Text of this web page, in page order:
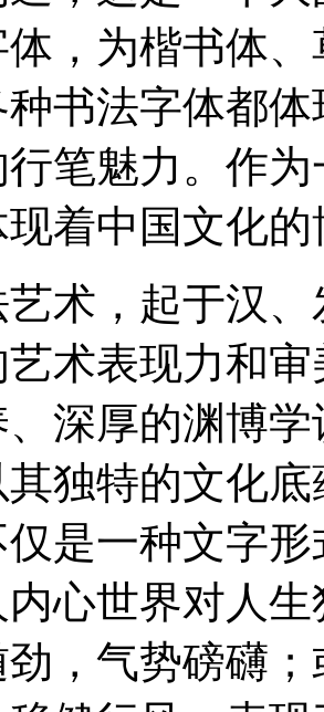
体，为楷书体
书法字体都
笔魅力。作
着中国文化
术，起于汉
术表现力和
深厚的渊博
独特的文化
仅是一种文字
心世界对人
，气势磅礴